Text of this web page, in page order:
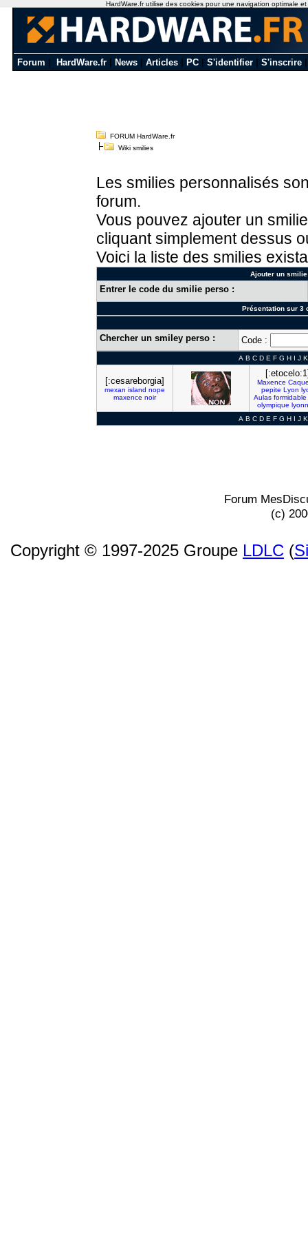
Forum HardWare.fr News Articles PC S'identifier S'inscrire
FORUM HardWare.fr
Wiki smilies
Les smilies personnalisés
forum.
Vous pouvez ajouter un
cliquant simplement dessus
Voici la liste des smilies
Ajouter un
Entrer le code du smilie perso :
Présentation sur 3
Chercher un smiley perso : Code :
A B C D E F G H I J K
[:cesareborgia]
mexan island nope
maxence noir
Maxence
pepite Lyon
Aulas formidable
olympique
A B C D E F G H I J K
Forum
(c)
Copyright © 1997-2025 Groupe LDLC (
HardWare.fr utilise des cookies pour une navigation optimale